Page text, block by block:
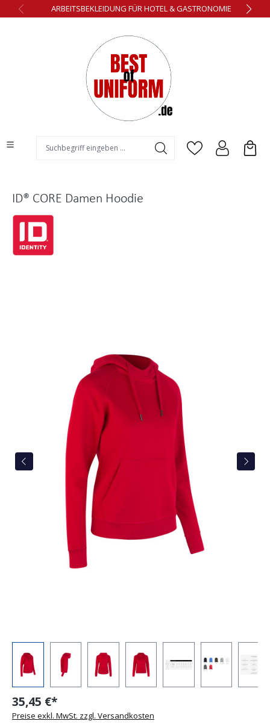
springenARBEITSBEKLEIDUNG FÜR HOTEL & GASTRONOMIE
ID® CORE Damen Hoodie
35,45 €*
Preise exkl. MwSt. zzgl. Versandkosten